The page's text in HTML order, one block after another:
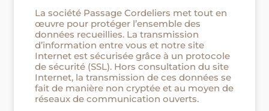
La société Passage Cordeliers met tout en
œuvre pour protéger l’ensemble des
données recueillies. La transmission
d’information entre vous et notre site
Internet est sécurisée grâce à un protocole
de sécurité (SSL). Hors consultation du site
Internet, la transmission de ces données se
fait de manière non cryptée et au moyen de
réseaux de communication ouverts.